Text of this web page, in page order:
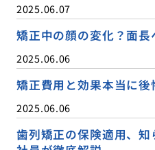
2025.06.07
矯正中の顔の変化？面
2025.06.06
矯正費用と効果本当に後
2025.06.06
歯列矯正の保険適用、